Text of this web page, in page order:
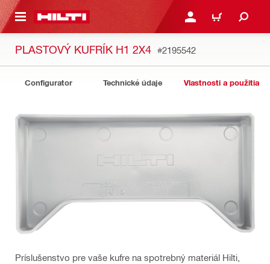
HLAVNÝ OBSAH PRIHLÁSIŤ ALEBO
KOŠÍK
PLASTOVÝ KUFRÍK H1 2X4 #2195542
Configurator Technické údaje Vlastnosti a použitia
Príslušenstvo pre vaše kufre na spotrebný materiál Hilti,